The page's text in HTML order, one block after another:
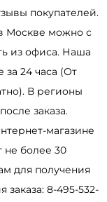
покупателей.
Москве можно с
из офиса. Наша
24 часа (От
В регионы
заказа.
магазине
не более 30
для получения
8-495-532-